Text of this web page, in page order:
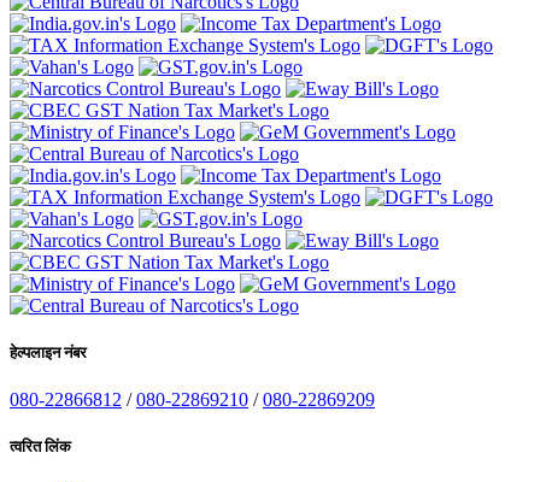
हेल्पलाइन नंबर
080-22866812 /080-22869210 /080-22869209
त्वरित लिंक